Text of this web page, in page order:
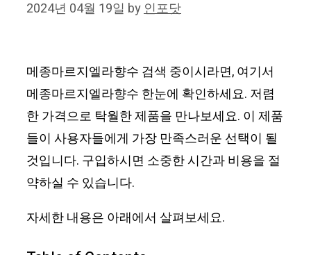
2024년 04월 19일 by인포닷
메종마르지엘라향수 검색 중이시라면, 여기서
메종마르지엘라향수 한눈에 확인하세요. 저렴
한 가격으로 탁월한 제품을 만나보세요. 이 제품
들이 사용자들에게 가장 만족스러운 선택이 될
것입니다. 구입하시면 소중한 시간과 비용을 절
약하실 수 있습니다.
자세한 내용은 아래에서 살펴보세요.